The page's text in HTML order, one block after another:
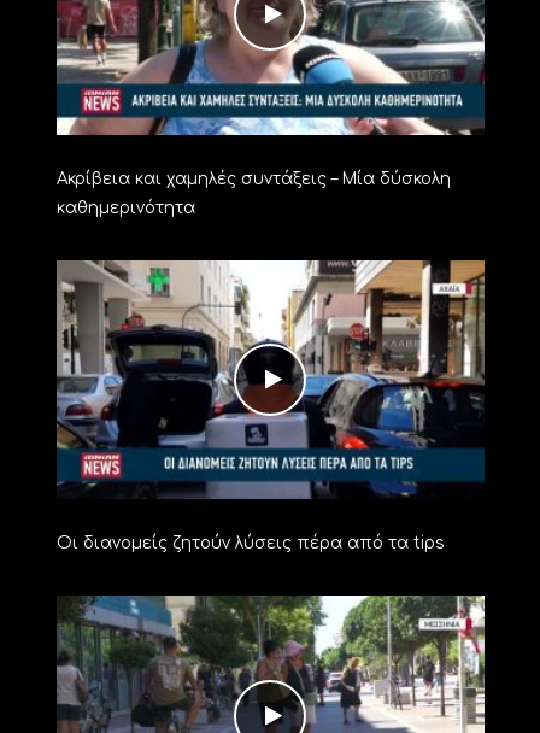
Ακρίβεια και χαμηλές συντάξεις – Μία δύσκολη
καθημερινότητα
Οι διανομείς ζητούν λύσεις πέρα από τα tips